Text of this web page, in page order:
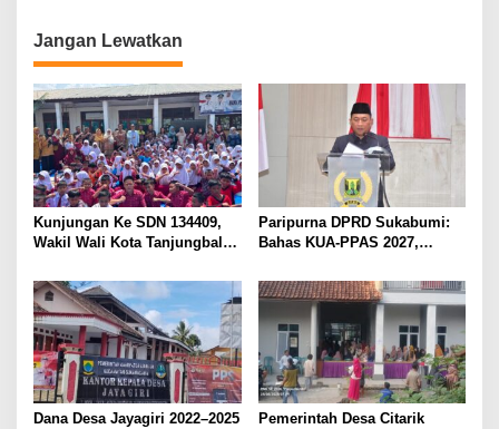
Jangan Lewatkan
Kunjungan Ke SDN 134409,
Wakil Wali Kota Tanjungbalai
Solusi Cerdas Tingkatkan
Literasi dan Minat Baca Para
Peserta Didik
Paripurna DPRD Sukabumi:
Bahas KUA-PPAS 2027,
Sampaikan Hasil Reses
Dana Desa Jayagiri 2022–2025
Pemerintah Desa Citarik